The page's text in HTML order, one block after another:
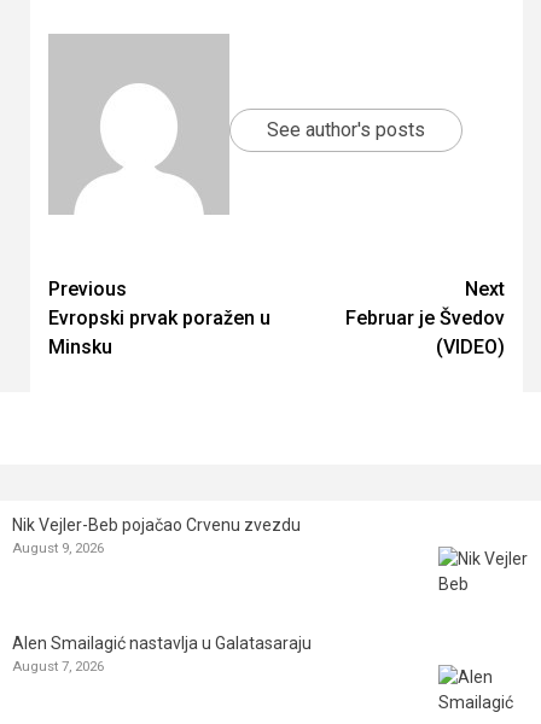
See author's posts
Continue
Reading
Previous
Evropski prvak poražen u
Minsku
Next
Februar je Švedov
(VIDEO)
Nik Vejler-Beb pojačao Crvenu zvezdu
August 9, 2026
Alen Smailagić nastavlja u Galatasaraju
August 7, 2026